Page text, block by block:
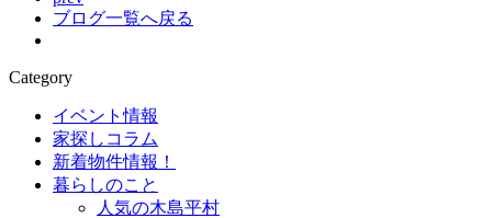
ブログ一覧へ戻る
Category
イベント情報
家探しコラム
新着物件情報！
暮らしのこと
人気の木島平村